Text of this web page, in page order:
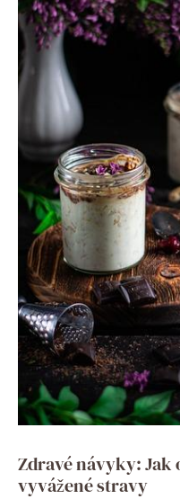
Zdravé návyky: Jak
vyvážené stravy